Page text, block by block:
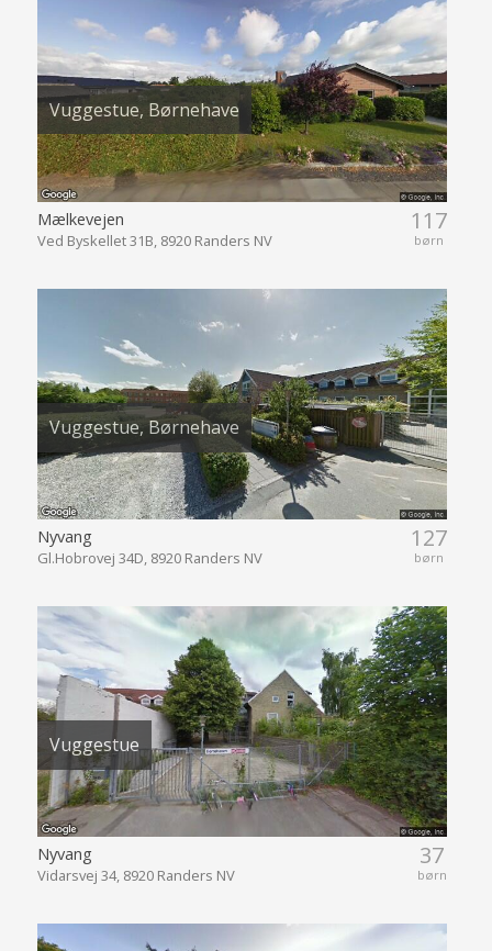
Vuggestue, Børnehave
117
børn
Mælkevejen
Ved Byskellet 31B, 8920 Randers NV
Vuggestue, Børnehave
127
børn
Nyvang
Gl.Hobrovej 34D, 8920 Randers NV
Vuggestue
37
børn
Nyvang
Vidarsvej 34, 8920 Randers NV